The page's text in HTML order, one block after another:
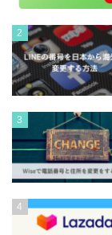
2
3
4